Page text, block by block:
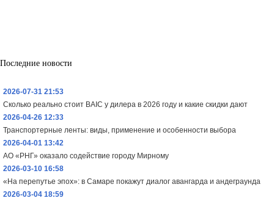
Последние новости
2026-07-31 21:53
Сколько реально стоит BAIC у дилера в 2026 году и какие скидки дают
2026-04-26 12:33
Транспортерные ленты: виды, применение и особенности выбора
2026-04-01 13:42
АО «РНГ» оказало содействие городу Мирному
2026-03-10 16:58
«На перепутье эпох»: в Самаре покажут диалог авангарда и андеграунда
2026-03-04 18:59